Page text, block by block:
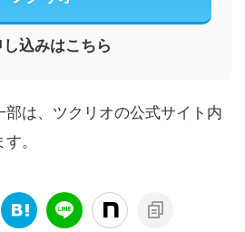
し込みはこちら
部は、ツクリオの公式サイト内
。